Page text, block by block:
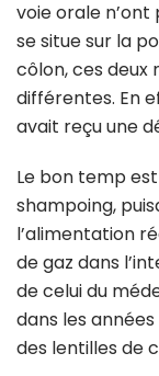
voie orale
se situe sur la
côlon, ces
différentes. En
avait reçu une
Le bon temp
shampoing,
l’alimentation
de gaz dans
de celui du
dans les
des lentilles de